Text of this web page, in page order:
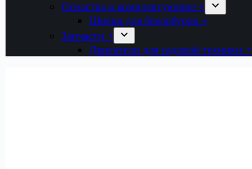
Оснастка и комплектующие +
Шнеки для бензобуров +
Запчасти +
Двигатели для садовой техники +